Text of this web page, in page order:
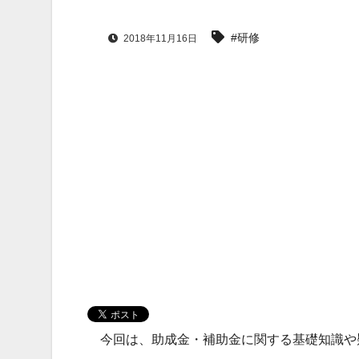
2018年11月16日 #研修
今回は、助成金・補助金に関する基礎知識や